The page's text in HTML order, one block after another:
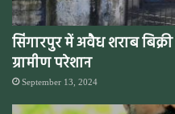
सिंगारपुर में अवैध शराब
ग्रामीण परेशान
September 13, 2024